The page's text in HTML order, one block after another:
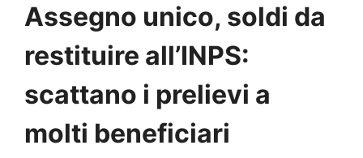
Assegno unico, soldi da
restituire all’INPS:
scattano i prelievi a
molti beneficiari